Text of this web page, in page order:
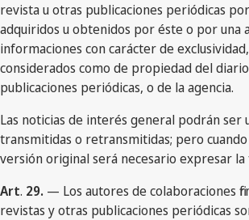
revista u otras publicaciones periódicas
adquiridos u obtenidos por éste o por una
informaciones con carácter de
considerados como de propiedad del
publicaciones periódicas, o de la agencia.
Las noticias de interés general podrán ser
transmitidas o retransmitidas; pero
versión original será necesario expresar la
Art. 29. — Los autores de colaboraciones
revistas y otras publicaciones periódicas